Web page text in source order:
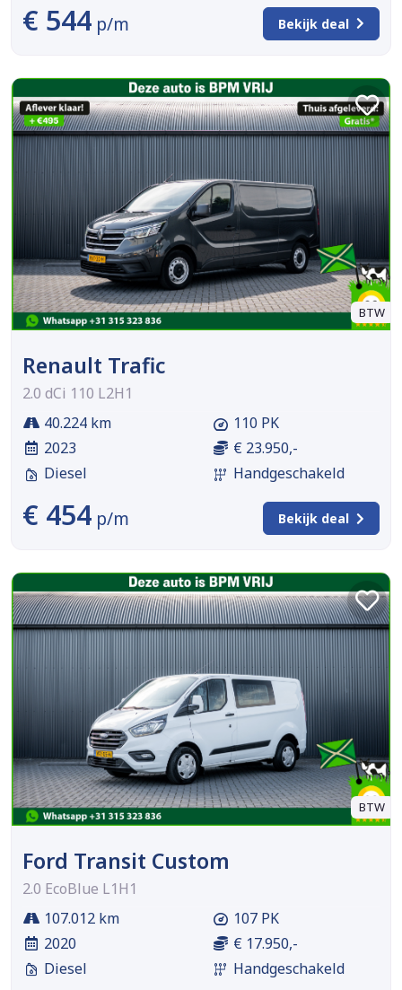
€ 544 p/m Bekijk deal
BTW
Renault Trafic
2.0 dCi 110 L2H1
40.224 km
2023
Diesel
110 PK
€ 23.950,-
Handgeschakeld
€ 454 p/m Bekijk deal
BTW
Ford Transit Custom
2.0 EcoBlue L1H1
107.012 km
2020
Diesel
107 PK
€ 17.950,-
Handgeschakeld